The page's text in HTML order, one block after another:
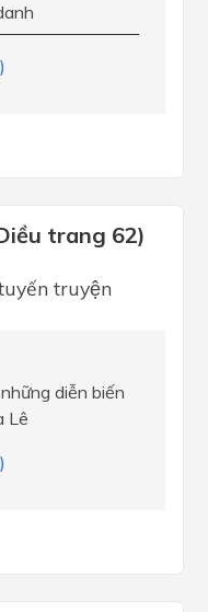
trang 62)
truyện
diễn biến
Lê